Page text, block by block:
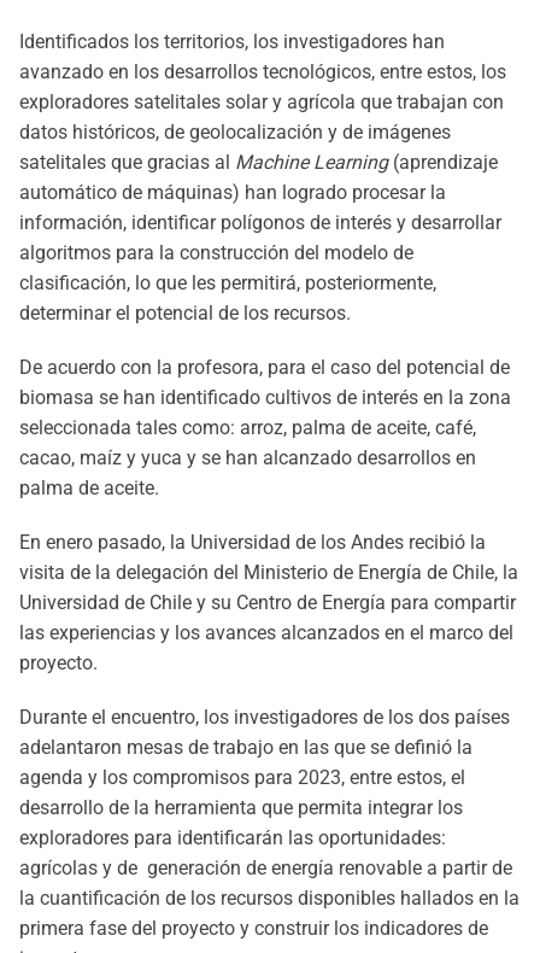
Identificados los territorios, los investigadores han
avanzado en los desarrollos tecnológicos, entre estos, los
exploradores satelitales solar y agrícola que trabajan con
datos históricos, de geolocalización y de imágenes
satelitales que gracias al Machine Learning (aprendizaje
automático de máquinas) han logrado procesar la
información, identificar polígonos de interés y desarrollar
algoritmos para la construcción del modelo de
clasificación, lo que les permitirá, posteriormente,
determinar el potencial de los recursos.
De acuerdo con la profesora, para el caso del potencial de
biomasa se han identificado cultivos de interés en la zona
seleccionada tales como: arroz, palma de aceite, café,
cacao, maíz y yuca y se han alcanzado desarrollos en
palma de aceite.
En enero pasado, la Universidad de los Andes recibió la
visita de la delegación del Ministerio de Energía de Chile, la
Universidad de Chile y su Centro de Energía para compartir
las experiencias y los avances alcanzados en el marco del
proyecto.
Durante el encuentro, los investigadores de los dos países
adelantaron mesas de trabajo en las que se definió la
agenda y los compromisos para 2023, entre estos, el
desarrollo de la herramienta que permita integrar los
exploradores para identificarán las oportunidades:
agrícolas y de generación de energía renovable a partir de
la cuantificación de los recursos disponibles hallados en la
primera fase del proyecto y construir los indicadores de